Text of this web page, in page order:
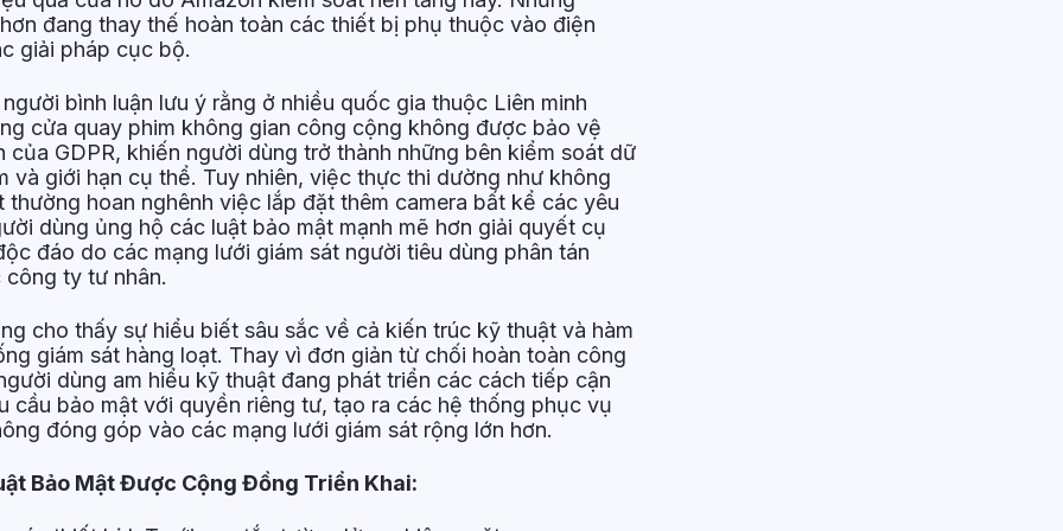
đang thay thế hoàn toàn các thiết bị phụ thuộc vào điện
giải pháp cục bộ.
bình luận lưu ý rằng ở nhiều quốc gia thuộc Liên minh
cửa quay phim không gian công cộng không được bảo vệ
của GDPR, khiến người dùng trở thành những bên kiểm soát dữ
và giới hạn cụ thể. Tuy nhiên, việc thực thi dường như không
thường hoan nghênh việc lắp đặt thêm camera bất kể các yêu
dùng ủng hộ các luật bảo mật mạnh mẽ hơn giải quyết cụ
đáo do các mạng lưới giám sát người tiêu dùng phân tán
ty tư nhân.
cho thấy sự hiểu biết sâu sắc về cả kiến trúc kỹ thuật và hàm
giám sát hàng loạt. Thay vì đơn giản từ chối hoàn toàn công
dùng am hiểu kỹ thuật đang phát triển các cách tiếp cận
cầu bảo mật với quyền riêng tư, tạo ra các hệ thống phục vụ
đóng góp vào các mạng lưới giám sát rộng lớn hơn.
Bảo Mật Được Cộng Đồng Triển Khai: